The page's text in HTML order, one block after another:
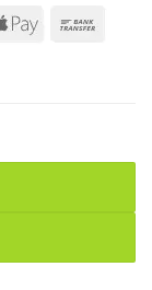
(90kg).